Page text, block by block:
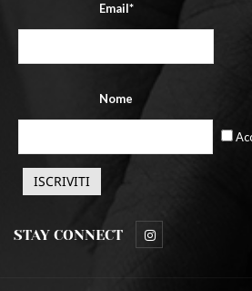
Email*
Nome
STAY CONNECT